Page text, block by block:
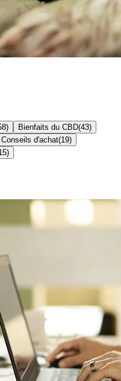
) Bienfaits du CBD(43)
Conseils d'achat(19)
)